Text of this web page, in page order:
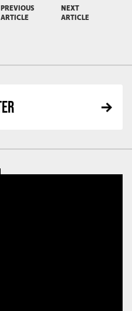
PREVIOUS
ARTICLE
NEXT
ARTICLE